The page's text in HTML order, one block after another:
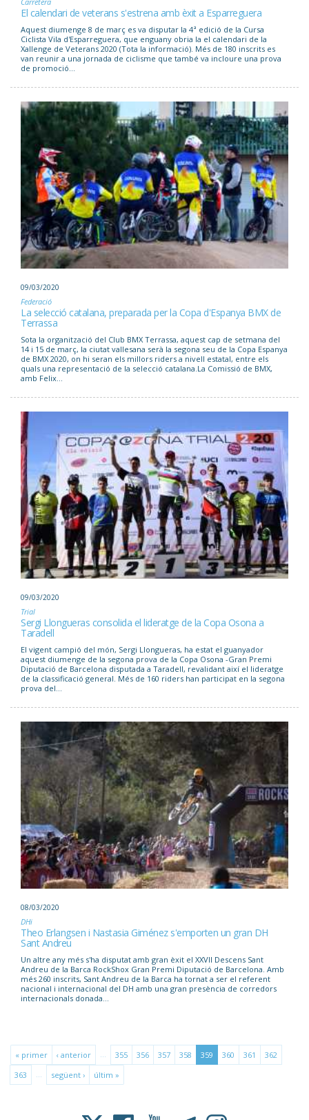
El calendari de veterans s'estrena amb èxit a Esparreguera
Aquest diumenge 8 de març es va disputar la 4ª edició de la Cursa
Ciclista Vila d'Esparreguera, que enguany obria la el calendari de la
Xallenge de Veterans 2020 (Tota la informació). Més de 180 inscrits es
van reunir a una jornada de ciclisme que també va incloure una prova
de promoció...
09/03/2020
Federació
La selecció catalana, preparada per la Copa d'Espanya BMX de
Terrassa
Sota la organització del Club BMX Terrassa, aquest cap de setmana del
14 i 15 de març, la ciutat vallesana serà la segona seu de la Copa Espanya
de BMX 2020, on hi seran els millors riders a nivell estatal, entre els
quals una representació de la selecció catalana.La Comissió de BMX,
amb Felix...
09/03/2020
Trial
Sergi Llongueras consolida el lideratge de la Copa Osona a
Taradell
El vigent campió del món, Sergi Llongueras, ha estat el guanyador
aquest diumenge de la segona prova de la Copa Osona -Gran Premi
Diputació de Barcelona disputada a Taradell, revalidant així el lideratge
de la classificació general. Més de 160 riders han participat en la segona
prova del...
08/03/2020
DHi
Theo Erlangsen i Nastasia Giménez s'emporten un gran DH
Sant Andreu
Un altre any més s'ha disputat amb gran èxit el XXVII Descens Sant
Andreu de la Barca RockShox Gran Premi Diputació de Barcelona. Amb
més 260 inscrits, Sant Andreu de la Barca ha tornat a ser el referent
nacional i internacional del DH amb una gran presència de corredors
internacionals donada...
« primer ‹ anterior 355 356 357 358 359 360 361
362
363
següent › últim »